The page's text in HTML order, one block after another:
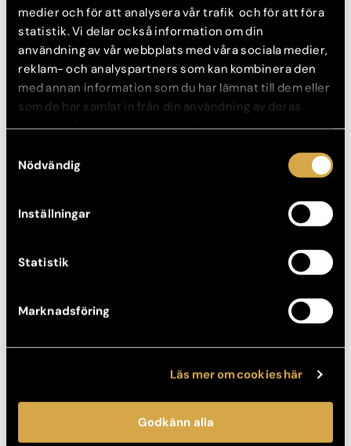
medier och för att analysera vår trafik och för att föra
statistik. Vi delar också information om din
användning av vår webbplats med våra sociala medier,
reklam- och analyspartners som kan kombinera den
med annan information som du har lämnat till dem eller
som de har samlat in från din användning av deras
tjänster. Nedan kan du välja vilka kategorier du
mer information om hur varje kategori används.
Nödvändig
Inställningar
Statistik
Marknadsföring
Läs mer om cookies här
Godkänn alla
Behandling från: 37 000 kr
Delbetala räntefritt med Svea Bank
Boka konsultation
Fettsugning Lår cirkumferent
Behandling från: 66 000 kr
Delbetala räntefritt med Svea Bank
Se före- och efterbilder
Konsultation görs innan operation.